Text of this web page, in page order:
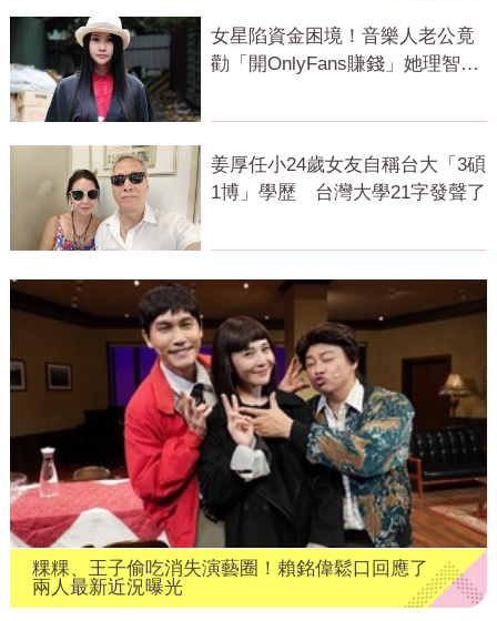
女星陷資金困境！音樂人老公竟
勸「開OnlyFans賺錢」她理智線
姜厚任小24歲女友自稱台大「3碩
1博」學歷 台灣大學21字發聲了
粿粿、王子偷吃消失演藝圈！賴銘偉鬆口回應了
兩人最新近況曝光